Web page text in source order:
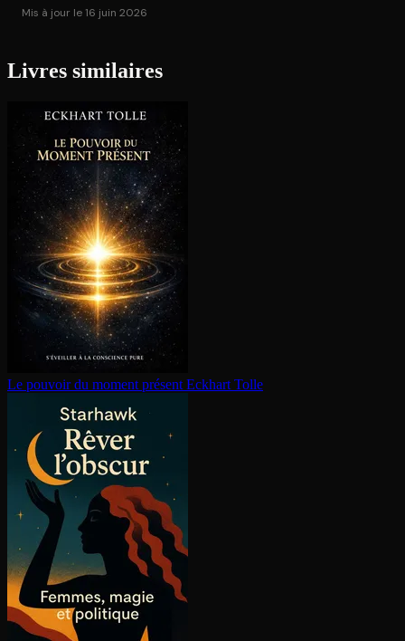
Mis à jour le 16 juin 2026
Livres similaires
Le pouvoir du moment présent Eckhart Tolle